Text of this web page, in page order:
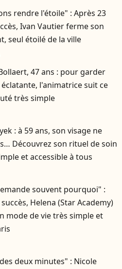
rendre l'étoile" : Après 23
Ivan Vautier ferme son
seul étoilé de la ville
47 ans : pour garder
l'animatrice suit ce
très simple
: à 59 ans, son visage ne
Découvrez son rituel de soin
et accessible à tous
souvent pourquoi" :
Helena (Star Academy)
mode de vie très simple et
deux minutes" : Nicole